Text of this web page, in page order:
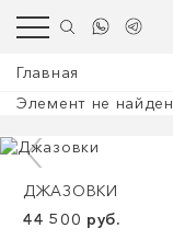
Главная
Элемент не найден
ДЖАЗОВКИ
44 500 руб.